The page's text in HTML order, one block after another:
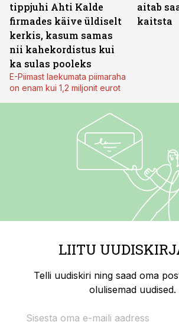
tippjuhi Ahti Kalde
firmades käive üldiselt
kerkis, kasum samas
nii kahekordistus kui
ka sulas pooleks
E-Piimast laekumata piimaraha
on enam kui 1,2 miljonit eurot
aitab
kaitsta
LIITU
Telli uudiskiri ning saad oma
olulisemad uudised.